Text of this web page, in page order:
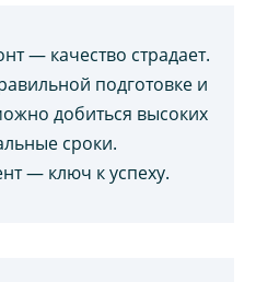
— качество страдает.
подготовке и
добиться высоких
сроки.
— ключ к успеху.